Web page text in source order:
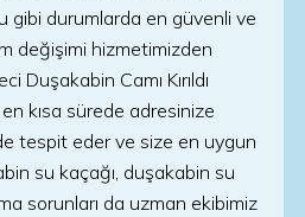
gibi durumlarda en güvenli ve
değişimi hizmetimizden
Duşakabin Camı Kırıldı
kısa sürede adresinize
tespit eder ve size en uygun
su kaçağı, duşakabin su
sorunları da uzman ekibimiz